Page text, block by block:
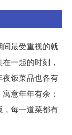
最受重视的就
一起的时刻，
饭菜品也各有
意年年有余；
每一道菜都有